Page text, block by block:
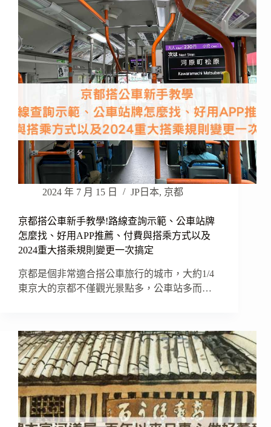
2024 年 7 月 15 日 JP日本, 京都
京都搭公車新手教學!路線查詢示範、公車站牌
怎麼找、好用APP推薦、付費與搭乘方式以及
2024重大搭乘規則變更一次搞定
京都是個非常適合搭公車旅行的城市，大約1/4
東京大的京都不僅觀光景點多，公車站多而…